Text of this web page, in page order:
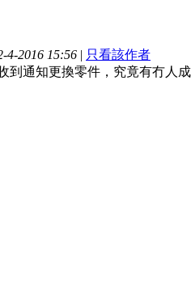
4-2016 15:56 | 只看該作者
到通知更換零件，究竟有冇人